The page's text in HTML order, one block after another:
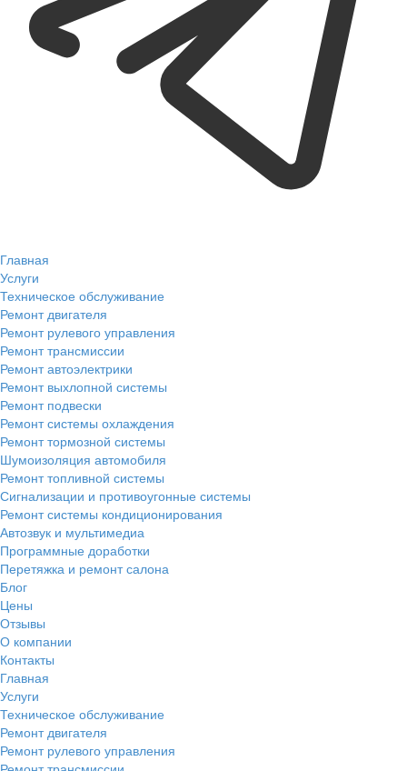
Главная
Услуги
Техническое обслуживание
Ремонт двигателя
Ремонт рулевого управления
Ремонт трансмиссии
Ремонт автоэлектрики
Ремонт выхлопной системы
Ремонт подвески
Ремонт системы охлаждения
Ремонт тормозной системы
Шумоизоляция автомобиля
Ремонт топливной системы
Сигнализации и противоугонные системы
Ремонт системы кондиционирования
Автозвук и мультимедиа
Программные доработки
Перетяжка и ремонт салона
Блог
Цены
Отзывы
О компании
Контакты
Главная
Услуги
Техническое обслуживание
Ремонт двигателя
Ремонт рулевого управления